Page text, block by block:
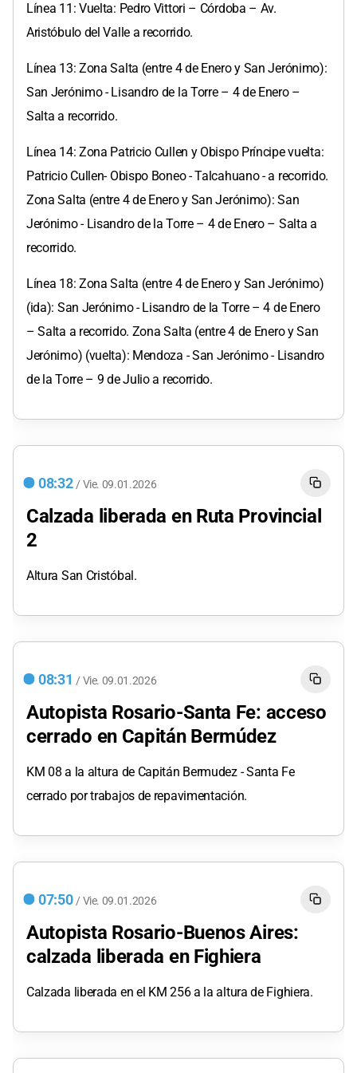
Línea 11: Vuelta: Pedro Vittori – Córdoba – Av.
Aristóbulo del Valle a recorrido.
Línea 13: Zona Salta (entre 4 de Enero y San Jerónimo):
San Jerónimo - Lisandro de la Torre – 4 de Enero –
Salta a recorrido.
Línea 14: Zona Patricio Cullen y Obispo Príncipe vuelta:
Patricio Cullen- Obispo Boneo - Talcahuano - a recorrido.
Zona Salta (entre 4 de Enero y San Jerónimo): San
Jerónimo - Lisandro de la Torre – 4 de Enero – Salta a
recorrido.
Línea 18: Zona Salta (entre 4 de Enero y San Jerónimo)
(ida): San Jerónimo - Lisandro de la Torre – 4 de Enero
– Salta a recorrido. Zona Salta (entre 4 de Enero y San
Jerónimo) (vuelta): Mendoza - San Jerónimo - Lisandro
de la Torre – 9 de Julio a recorrido.
08:32 / Vie. 09.01.2026
Calzada liberada en Ruta Provincial
2
Altura San Cristóbal.
08:31 / Vie. 09.01.2026
Autopista Rosario-Santa Fe: acceso
cerrado en Capitán Bermúdez
KM 08 a la altura de Capitán Bermudez - Santa Fe
cerrado por trabajos de repavimentación.
07:50 / Vie. 09.01.2026
Autopista Rosario-Buenos Aires:
calzada liberada en Fighiera
Calzada liberada en el KM 256 a la altura de Fighiera.